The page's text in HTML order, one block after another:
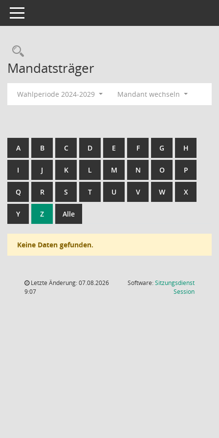
Toggle navigation
Rechercheauswahl
Mandatsträger
Wahlperiode 2024-2029 Mandant wechseln
A B C D E F G H
I J K L M N O P
Q R S T U V W X
Y Z Alle
Keine Daten gefunden.
Letzte Änderung: 07.08.2026
9:07
Software:Sitzungsdienst
Session(Wird in